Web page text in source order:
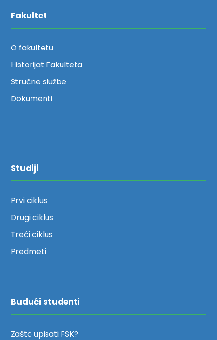
Fakultet
O fakultetu
Historijat Fakulteta
Stručne službe
Dokumenti
Studiji
Prvi ciklus
Drugi ciklus
Treći ciklus
Predmeti
Budući studenti
Zašto upisati FSK?